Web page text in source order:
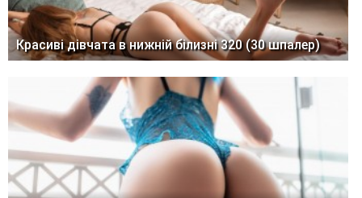
Красиві дівчата в нижній білизні 320 (30 шпалер)